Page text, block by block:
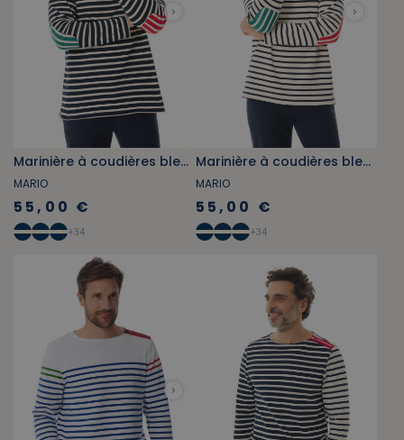
Marinière à coudières bleu marine
MARIO
55,00 €
+34
Marinière à coudières bleu marine
MARIO
55,00 €
+34